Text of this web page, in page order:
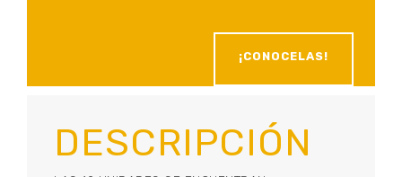
¡CONOCELAS!
DESCRIPCIÓN